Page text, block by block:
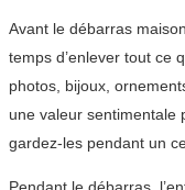
Avant le débarras
temps d’enlever tout ce
photos, bijoux,
une valeur sentimentale
gardez-les pendant un